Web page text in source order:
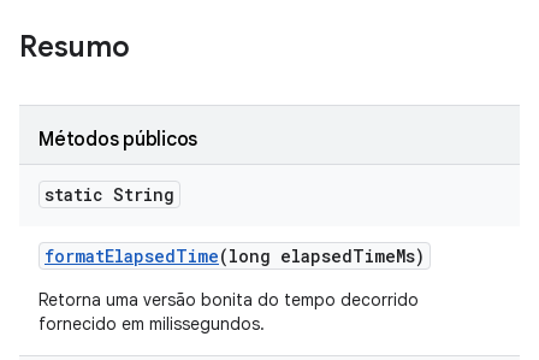
Resumo
Métodos públicos
static String
formatElapsedTime(long elapsedTimeMs)
Retorna uma versão bonita do tempo decorrido
fornecido em milissegundos.